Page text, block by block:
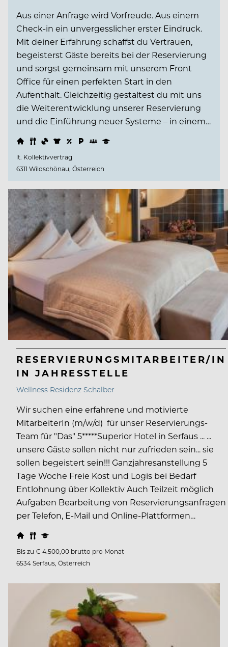
Aus einer Anfrage wird Vorfreude. Aus einem
Check-in ein unvergesslicher erster Eindruck.
Mit deiner Erfahrung schaffst du Vertrauen,
begeisterst Gäste bereits bei der Reservierung
und sorgst gemeinsam mit unserem Front
Office für einen perfekten Start in den
Aufenthalt. Gleichzeitig gestaltest du mit uns
die Weiterentwicklung unserer Reservierung
und die Einführung neuer Systeme – in einem…
lt. Kollektivvertrag
6311 Wildschönau, Österreich
RESERVIERUNGSMITARBEITER/IN
IN JAHRESSTELLE
Wellness Residenz Schalber
Wir suchen eine erfahrene und motivierte
MitarbeiterIn (m/w/d) für unser Reservierungs-
Team für "Das" 5*****Superior Hotel in Serfaus ... ...
unsere Gäste sollen nicht nur zufrieden sein... sie
sollen begeistert sein!!! Ganzjahresanstellung 5
Tage Woche Freie Kost und Logis bei Bedarf
Entlohnung über Kollektiv Auch Teilzeit möglich
Aufgaben Bearbeitung von Reservierungsanfragen
per Telefon, E-Mail und Online-Plattformen…
Bis zu € 4.500,00 brutto pro Monat
6534 Serfaus, Österreich